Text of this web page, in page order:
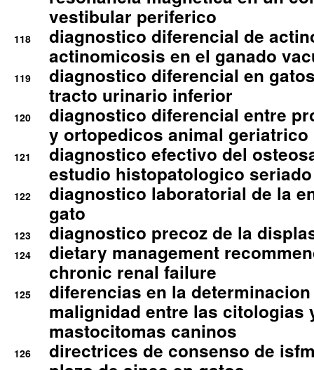
vestibular periferico
118
diagnostico diferencial de
actinomicosis en el ganado
119
diagnostico diferencial en
tracto urinario inferior
120
diagnostico diferencial entre
y ortopedicos animal geriatrico
121
diagnostico efectivo del
estudio histopatologico seriado
122
diagnostico laboratorial de la
gato
123 diagnostico precoz de la
124
dietary management
chronic renal failure
125
diferencias en la
malignidad entre las citologias
mastocitomas caninos
126
directrices de consenso de